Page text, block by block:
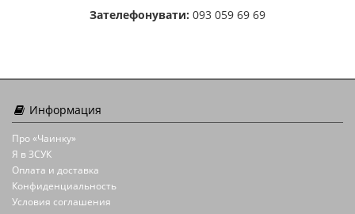
Зателефонувати: 093 059 69 69
Информация
Про «Чаинку»
Я в ЗСУК
Оплата и доставка
Конфиденциальность
Условия соглашения